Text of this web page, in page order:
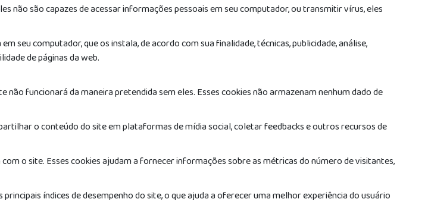
não são capazes de acessar informações pessoais em seu computador, ou transmitir vírus, eles
seu computador, que os instala, de acordo com sua finalidade, técnicas, publicidade, análise,
de páginas da web.
não funcionará da maneira pretendida sem eles. Esses cookies não armazenam nenhum dado de
o conteúdo do site em plataformas de mídia social, coletar feedbacks e outros recursos de
o site. Esses cookies ajudam a fornecer informações sobre as métricas do número de visitantes,
índices de desempenho do site, o que ajuda a oferecer uma melhor experiência do usuário